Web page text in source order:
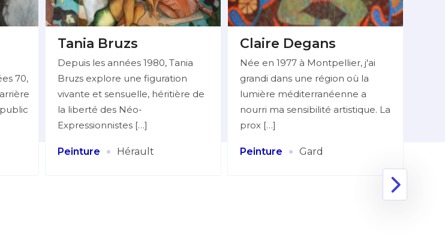
70,
Tania Bruzs
Depuis les années 1980, Tania
Bruzs explore une figuration
vivante et sensuelle, héritière de
la liberté des Néo-
Expressionnistes […]
Peinture · Hérault
Claire Degans
Née en 1977 à Montpellier, j'ai
grandi dans une région où la
lumière méditerranéenne a
nourri ma sensibilité artistique. La
prox […]
Peinture · Gard